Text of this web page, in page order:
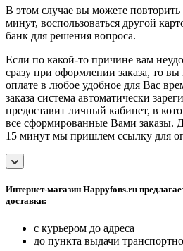
В этом случае вы можете повторить
минут, воспользоваться другой
банк для решения вопроса.
Если по какой-то причине вам
сразу при оформлении заказа, то вы
оплате в любое удобное для Вас
заказа система автоматически
предоставит личный кабинет, в
все сформированные Вами заказы.
15 минут мы пришлем ссылку для
Интернет-магазин Happyfons.ru
доставки:
с курьером до адреса
до пункта выдачи